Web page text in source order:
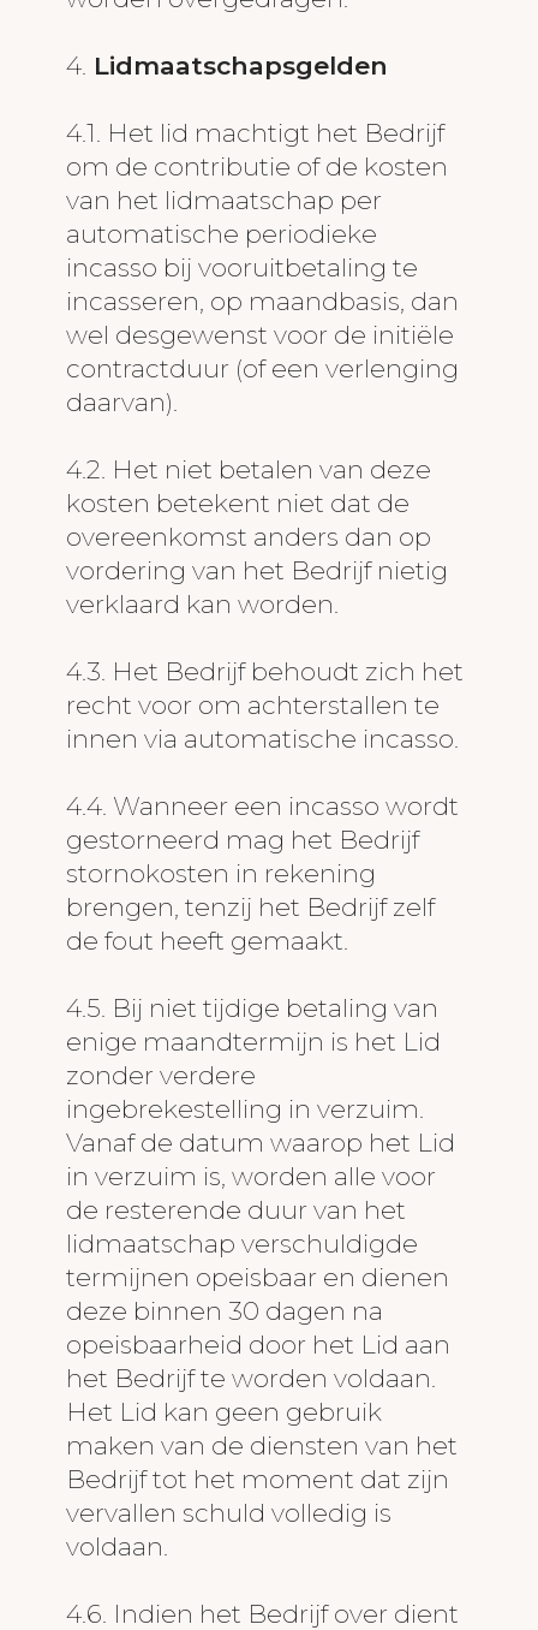
4. Lidmaatschapsgelden
4.1. Het lid machtigt het Bedrijf
om de contributie of de kosten
van het lidmaatschap per
automatische periodieke
incasso bij vooruitbetaling te
incasseren, op maandbasis, dan
wel desgewenst voor de initiële
contractduur (of een verlenging
daarvan).
4.2. Het niet betalen van deze
kosten betekent niet dat de
overeenkomst anders dan op
vordering van het Bedrijf nietig
verklaard kan worden.
4.3. Het Bedrijf behoudt zich het
recht voor om achterstallen te
innen via automatische incasso.
4.4. Wanneer een incasso wordt
gestorneerd mag het Bedrijf
stornokosten in rekening
brengen, tenzij het Bedrijf zelf
de fout heeft gemaakt.
4.5. Bij niet tijdige betaling van
enige maandtermijn is het Lid
zonder verdere
ingebrekestelling in verzuim.
Vanaf de datum waarop het Lid
in verzuim is, worden alle voor
de resterende duur van het
lidmaatschap verschuldigde
termijnen opeisbaar en dienen
deze binnen 30 dagen na
opeisbaarheid door het Lid aan
het Bedrijf te worden voldaan.
Het Lid kan geen gebruik
maken van de diensten van het
Bedrijf tot het moment dat zijn
vervallen schuld volledig is
voldaan.
4.6. Indien het Bedrijf over dient